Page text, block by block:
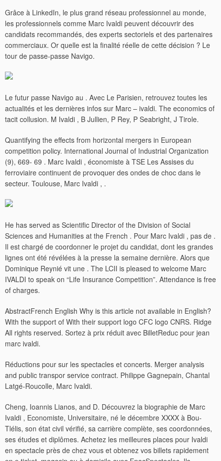
Grâce à LinkedIn, le plus grand réseau professionnel au monde,
les professionnels comme Marc Ivaldi peuvent découvrir des
candidats recommandés, des experts sectoriels et des partenaires
commerciaux. Or quelle est la finalité réelle de cette décision ? Le
tour de passe-passe Navigo.
Le futur passe Navigo au . Avec Le Parisien, retrouvez toutes les
actualités et les dernières infos sur Marc – ivaldi. The economics of
tacit collusion. M Ivaldi , B Jullien, P Rey, P Seabright, J Tirole.
Quantifying the effects from horizontal mergers in European
competition policy. International Journal of Industrial Organization
(9), 669- 69 . Marc Ivaldi , économiste à TSE Les Assises du
ferroviaire continuent de provoquer des ondes de choc dans le
secteur. Toulouse, Marc Ivaldi , .
He has served as Scientific Director of the Division of Social
Sciences and Humanities at the French . Pour Marc Ivaldi , pas de .
Il est chargé de coordonner le projet du candidat, dont les grandes
lignes ont été révélées à la presse la semaine dernière. Alors que
Dominique Reynié vit une . The LCII is pleased to welcome Marc
IVALDI to speak on “Life Insurance Competition”. Attendance is free
of charges.
AbstractFrench English Why is this article not available in English?
With the support of With their support logo CFC logo CNRS. Ridge
All rights reserved. Sortez à prix réduit avec BilletReduc pour jean
marc ivaldi.
Réductions pour sur les spectacles et concerts. Merger analysis
and public transpor service contract. Philippe Gagnepain, Chantal
Latgé-Roucolle, Marc Ivaldi.
Cheng, Ioannis Lianos, and D. Découvrez la biographie de Marc
Ivaldi , Economiste, Universitaire, né le décembre XXXX à Bou-
Tlélis, son état civil vérifié, sa carrière complète, ses coordonnées,
ses études et diplômes. Achetez les meilleures places pour Ivaldi
en spectacle près de chez vous et obtenez vos billets rapidement